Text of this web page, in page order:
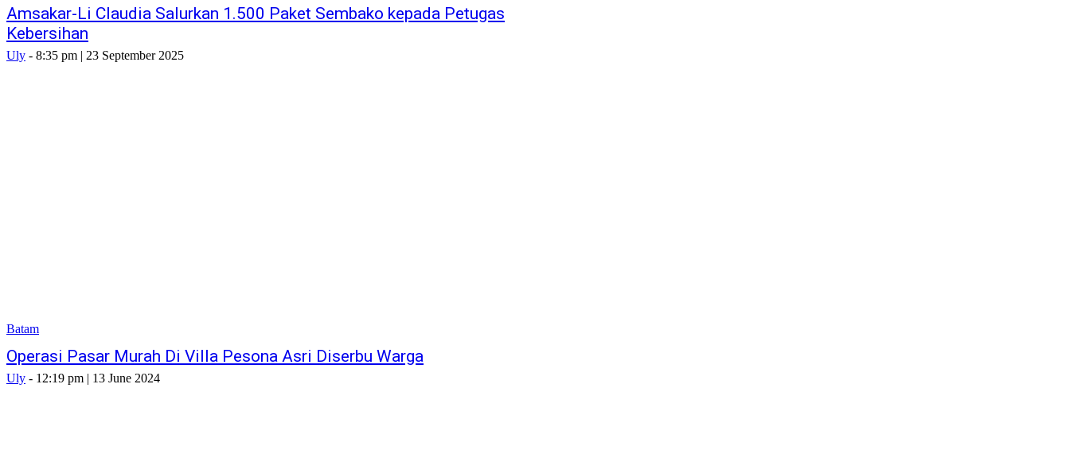
Amsakar-Li Claudia Salurkan 1.500 Paket Sembako kepada Petugas
Kebersihan
Uly - 8:35 pm | 23 September 2025
Batam
Operasi Pasar Murah Di Villa Pesona Asri Diserbu Warga
Uly - 12:19 pm | 13 June 2024